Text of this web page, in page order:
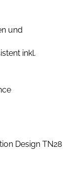
und
inkl.
Design TN28